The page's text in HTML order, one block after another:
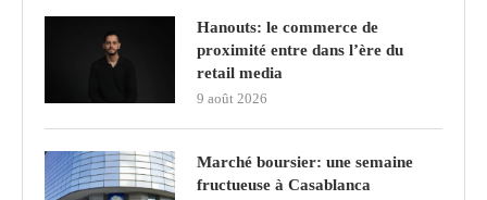
Hanouts: le commerce de
proximité entre dans l’ère du
retail media
9 août 2026
Marché boursier: une semaine
fructueuse à Casablanca